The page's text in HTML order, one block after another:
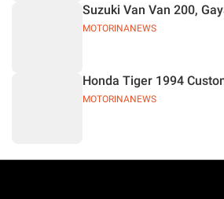
MOTORINANEWS
Suzuki Van Van 200,
MOTORINANEWS
Honda Tiger 1994